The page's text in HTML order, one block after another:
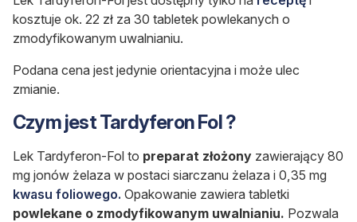
kosztuje ok. 22 zł za 30 tabletek powlekanych o
zmodyfikowanym uwalnianiu.
Podana cena jest jedynie orientacyjna i może ulec
zmianie.
Czym jest Tardyferon Fol ?
Lek Tardyferon-Fol to preparat złożony zawierający 80
mg jonów żelaza w postaci siarczanu żelaza i 0,35 mg
kwasu foliowego. Opakowanie zawiera tabletki
powlekane o zmodyfikowanym uwalnianiu. Pozwala